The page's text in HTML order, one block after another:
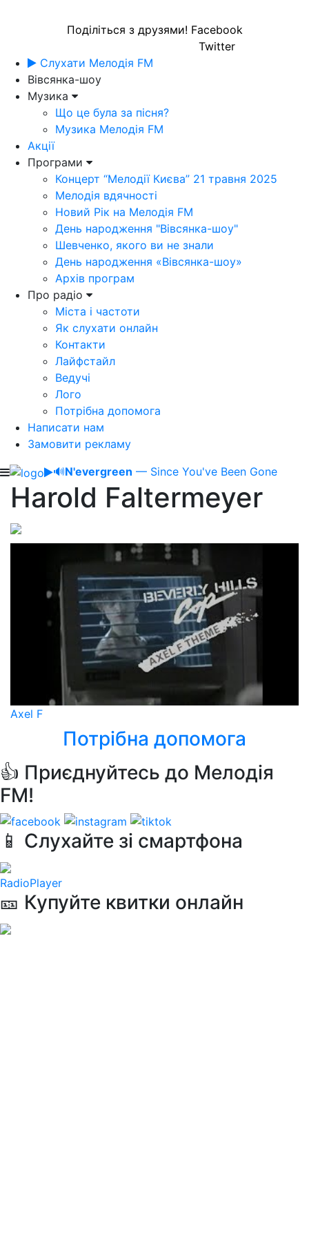
Поділіться з друзями! Facebook
Twitter
Слухати Мелодія FM
Вівсянка-шоу
Музика
Що це була за пісня?
Музика Мелодія FM
Акції
Програми
Концерт “Мелодії Києва” 21 травня 2025
Мелодія вдячності
Новий Рік на Мелодія FM
День народження "Вівсянка-шоу"
Шевченко, якого ви не знали
День народження «Вівсянка-шоу»
Архів програм
Про радіо
Міста і частоти
Як слухати онлайн
Контакти
Лайфстайл
Ведучі
Лого
Потрібна допомога
Написати нам
Замовити рекламу
🔊N'evergreen — Since You've Been Gone
Harold Faltermeyer
Axel F
Потрібна допомога
👍 Приєднуйтесь до Мелодія
FM!
📱 Слухайте зі смартфона
RadioPlayer
🎫 Купуйте квитки онлайн